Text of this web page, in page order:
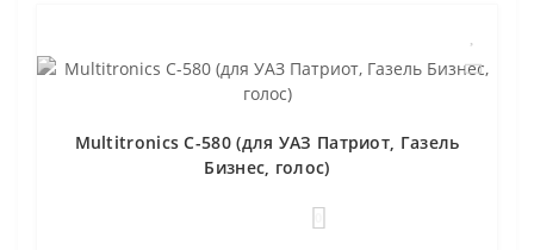
Multitronics C-580 (для УАЗ Патриот, Газель
Бизнес, голос)